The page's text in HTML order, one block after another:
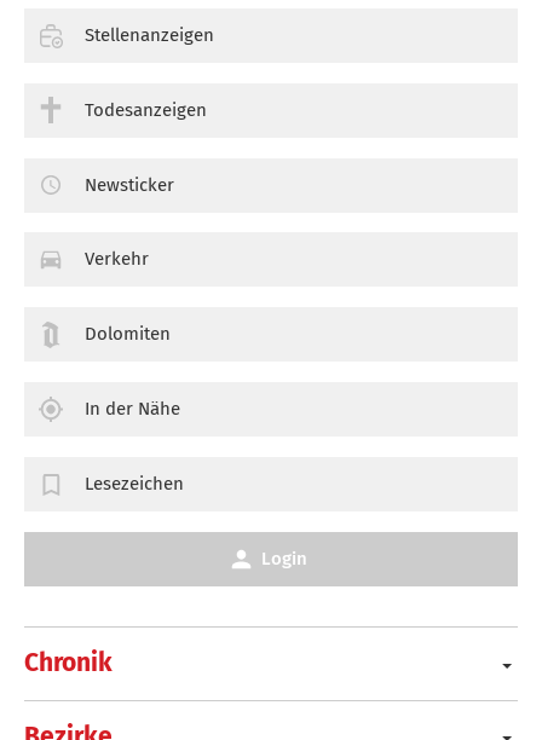
Chronik
Stellenanzeigen
Todesanzeigen
Newsticker
Verkehr
Dolomiten
In der Nähe
Lesezeichen
Login